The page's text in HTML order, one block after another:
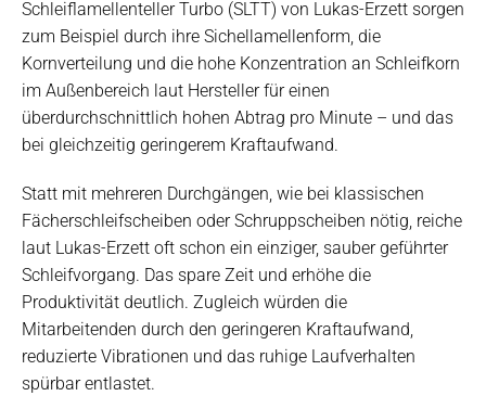
Schleiflamellenteller Turbo (SLTT) von Lukas-Erzett sorgen
zum Beispiel durch ihre Sichellamellenform, die
Kornverteilung und die hohe Konzentration an Schleifkorn
im Außenbereich laut Hersteller für einen
überdurchschnittlich hohen Abtrag pro Minute – und das
bei gleichzeitig geringerem Kraftaufwand.
Statt mit mehreren Durchgängen, wie bei klassischen
Fächerschleifscheiben oder Schruppscheiben nötig, reiche
laut Lukas-Erzett oft schon ein einziger, sauber geführter
Schleifvorgang. Das spare Zeit und erhöhe die
Produktivität deutlich. Zugleich würden die
Mitarbeitenden durch den geringeren Kraftaufwand,
reduzierte Vibrationen und das ruhige Laufverhalten
spürbar entlastet.